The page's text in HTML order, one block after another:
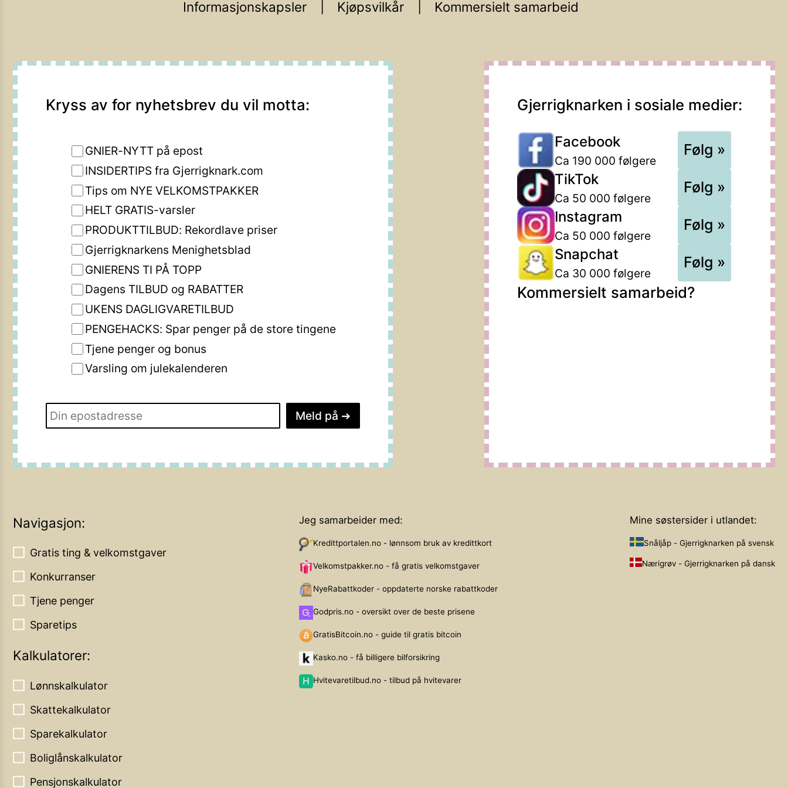
Informasjonskapsler
Kjøpsvilkår Kommersielt samarbeid
Kryss av for nyhetsbrev du vil motta:
GNIER-NYTT på epost
INSIDERTIPS fra Gjerrigknark.com
Tips om NYE VELKOMSTPAKKER
HELT GRATIS-varsler
PRODUKTTILBUD: Rekordlave priser
Gjerrigknarkens Menighetsblad
GNIERENS TI PÅ TOPP
Dagens TILBUD og RABATTER
UKENS DAGLIGVARETILBUD
PENGEHACKS: Spar penger på de store tingene
Tjene penger og bonus
Varsling om julekalenderen
Meld på ➔
Gjerrigknarken i sosiale medier:
Facebook
Ca 190 000 følgere
Følg »
TikTok
Ca 50 000 følgere
Følg »
Instagram
Ca 50 000 følgere
Følg »
Snapchat
Ca 30 000 følgere
Følg »
Kommersielt samarbeid?
Navigasjon:
Gratis ting & velkomstgaver
Konkurranser
Tjene penger
Sparetips
Kalkulatorer:
Lønnskalkulator
Skattekalkulator
Sparekalkulator
Boliglånskalkulator
Pensjonskalkulator
Jeg samarbeider med:
Kredittportalen.no - lønnsom bruk av kredittkort
Velkomstpakker.no - få gratis velkomstgaver
NyeRabattkoder - oppdaterte norske rabattkoder
Godpris.no - oversikt over de beste prisene
GratisBitcoin.no - guide til gratis bitcoin
Kasko.no - få billigere bilforsikring
Hvitevaretilbud.no - tilbud på hvitevarer
Mine søstersider i utlandet:
Snåljåp - Gjerrigknarken på svensk
Nærigrøv - Gjerrigknarken på dansk